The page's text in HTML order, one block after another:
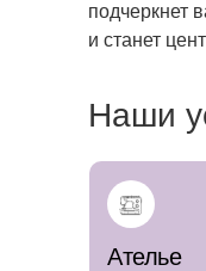
подчеркнет
и станет
Наши
Ателье